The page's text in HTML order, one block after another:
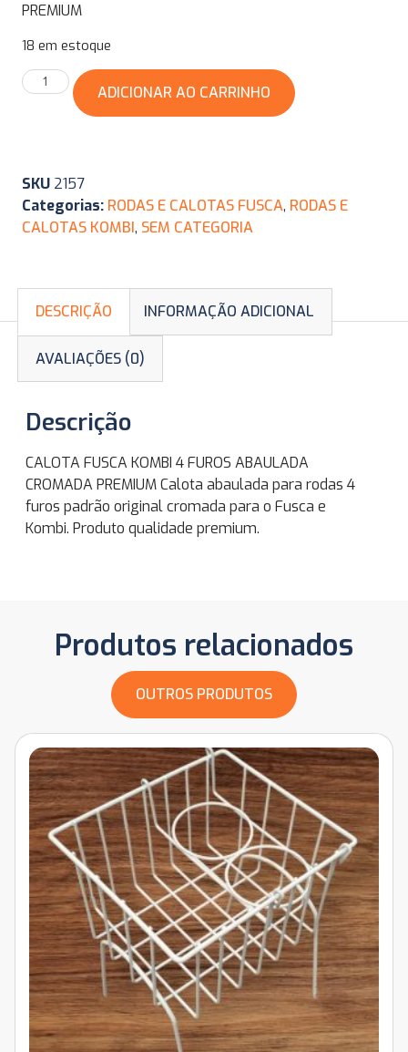
PREMIUM
18 em estoque
ADICIONAR AO CARRINHO
SKU 2157
Categorias: RODAS E CALOTAS FUSCA, RODAS E
CALOTAS KOMBI, SEM CATEGORIA
DESCRIÇÃO INFORMAÇÃO ADICIONAL
AVALIAÇÕES (0)
Descrição
CALOTA FUSCA KOMBI 4 FUROS ABAULADA
CROMADA PREMIUM Calota abaulada para rodas 4
furos padrão original cromada para o Fusca e
Kombi. Produto qualidade premium.
Produtos relacionados
OUTROS PRODUTOS